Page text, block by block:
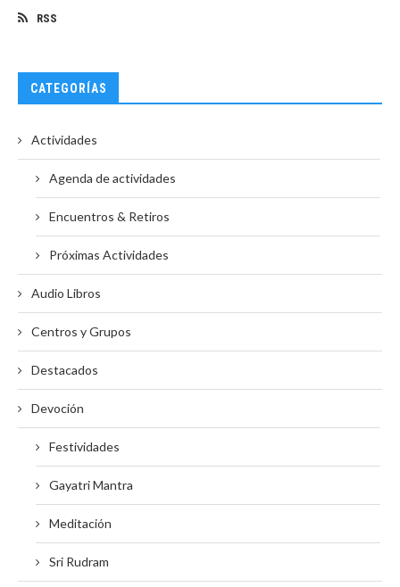
RSS
CATEGORÍAS
Actividades
Agenda de actividades
Encuentros & Retiros
Próximas Actividades
Audio Libros
Centros y Grupos
Destacados
Devoción
Festividades
Gayatri Mantra
Meditación
Sri Rudram